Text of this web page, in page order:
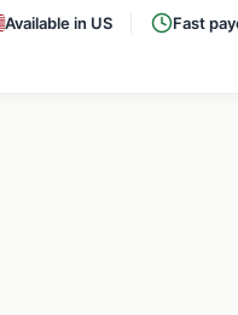
Available in US Fast